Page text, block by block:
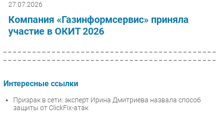
27.07.2026
Компания «Газинформсервис» приняла
участие в ОКИТ 2026
Интересные ссылки
Призрак в сети: эксперт Ирина Дмитриева назвала способ
защиты от ClickFix-атак